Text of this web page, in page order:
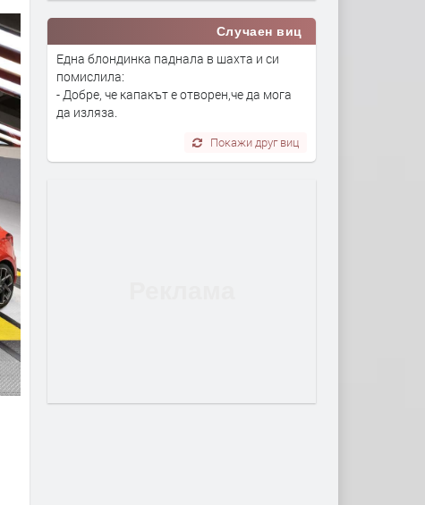
Случаен виц
Една блондинка паднала в шахта и си
помислила:
- Добре, че капакът е отворен,че да мога
да изляза.
Покажи друг виц